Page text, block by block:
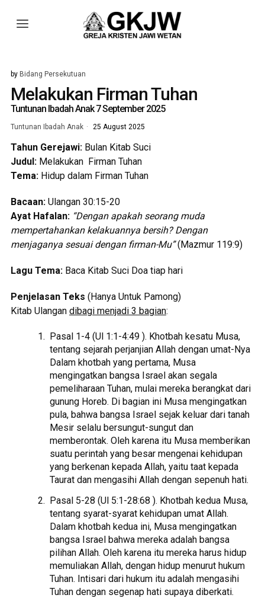
by Bidang Persekutuan
Melakukan Firman Tuhan
Tuntunan Ibadah Anak 7 September 2025
Tuntunan Ibadah Anak 25 August 2025
Tahun Gerejawi: Bulan Kitab Suci
Judul: Melakukan Firman Tuhan
Tema: Hidup dalam Firman Tuhan
Bacaan: Ulangan 30:15-20
Ayat Hafalan: “Dengan apakah seorang muda
mempertahankan kelakuannya bersih? Dengan
menjaganya sesuai dengan firman-Mu”(Mazmur 119:9)
Lagu Tema: Baca Kitab Suci Doa tiap hari
Penjelasan Teks (Hanya Untuk Pamong)
Kitab Ulangan dibagi menjadi 3 bagian:
Pasal 1-4 (Ul 1:1-4:49 ). Khotbah kesatu Musa,
tentang sejarah perjanjian Allah dengan umat-Nya
Dalam khotbah yang pertama, Musa
mengingatkan bangsa Israel akan segala
pemeliharaan Tuhan, mulai mereka berangkat dari
gunung Horeb. Di bagian ini Musa mengingatkan
pula, bahwa bangsa Israel sejak keluar dari tanah
Mesir selalu bersungut-sungut dan
memberontak. Oleh karena itu Musa memberikan
suatu perintah yang besar mengenai kehidupan
yang berkenan kepada Allah, yaitu taat kepada
Taurat dan mengasihi Allah dengan sepenuh hati.
Pasal 5-28 (Ul 5:1-28:68 ). Khotbah kedua Musa,
tentang syarat-syarat kehidupan umat Allah.
Dalam khotbah kedua ini, Musa mengingatkan
bangsa Israel bahwa mereka adalah bangsa
pilihan Allah. Oleh karena itu mereka harus hidup
memuliakan Allah, dengan hidup menurut hukum
Tuhan. Intisari dari hukum itu adalah mengasihi
Tuhan dengan segenap hati supaya diberkati.